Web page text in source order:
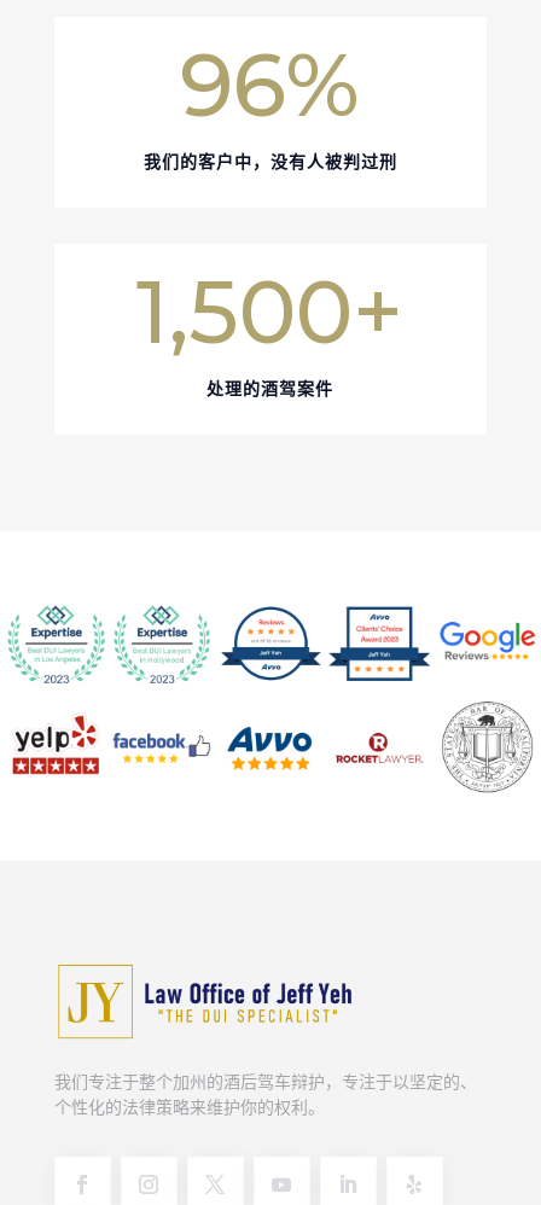
96%
我们的客户中，没有人被判过刑
1,500+
处理的酒驾案件
我们专注于整个加州的酒后驾车辩护，专注于以坚定的、
个性化的法律策略来维护你的权利。